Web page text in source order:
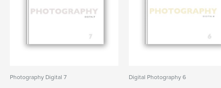
Photography Digital 7 Digital Photography 6